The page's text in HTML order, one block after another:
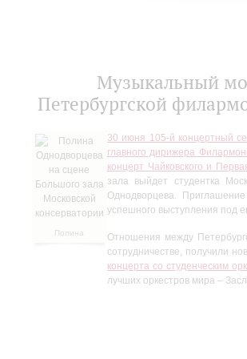
Музыкальный
Петербургской
Полина
30 июня 105-й концертный
главного дирижера
концерт Чайковского и
зала выйдет студентка
Однодворцева.
успешного выступления под
Отношения между
сотрудничестве, получили
концерта со студенческим
лучших оркестров мира –